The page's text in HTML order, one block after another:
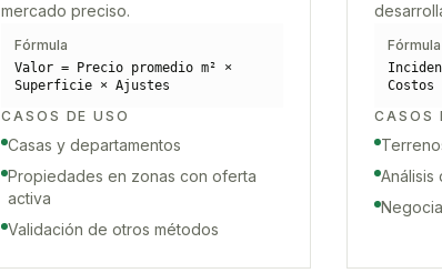
mercado preciso.
Fórmula
Valor = Precio promedio m² ×
Superficie × Ajustes
CASOS DE USO
Casas y departamentos
Propiedades en zonas con oferta
activa
Validación de otros métodos
Fórmula
CASOS
Análisis